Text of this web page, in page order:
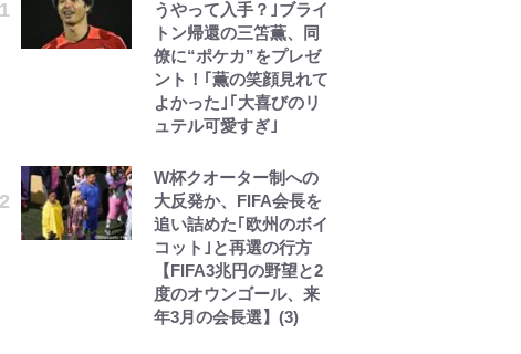
去の「めちゃ美人」写
真も再び
趣里「ショック」初め
て語った“重い意味”
三山凌輝「無反省メー
の限界”報道も
うやって入手？｣ブライ
トン帰還の三笘薫、同
僚に“ポケカ”をプレゼ
ント！｢薫の笑顔見れて
よかった｣｢大喜びのリ
ュテル可愛すぎ｣
W杯クオーター制への
大反発か、FIFA会長を
追い詰めた｢欧州のボイ
コット｣と再選の行方
【FIFA3兆円の野望と2
度のオウンゴール、来
年3月の会長選】(3)